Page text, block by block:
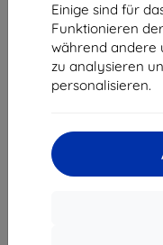
Einige sind für
Funktionieren
während andere
zu analysieren
personalisieren.